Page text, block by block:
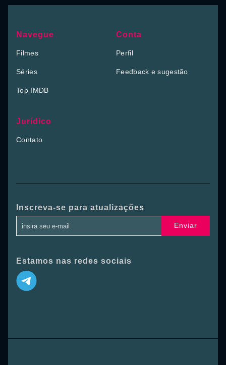
Navegue
Filmes
Séries
Top IMDB
Conta
Perfil
Feedback e sugestão
Jurídico
Contato
Inscreva-se para atualizações
Enviar
Estamos nas redes sociais